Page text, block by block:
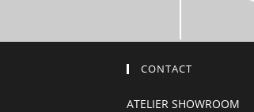
CONTACT
ATELIER SHOWROOM